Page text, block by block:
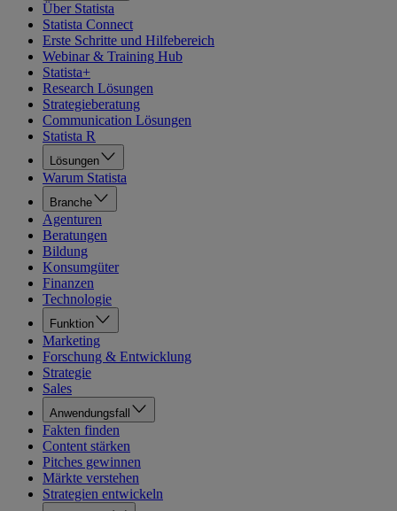
Über Statista
Statista Connect
Erste Schritte und Hilfebereich
Webinar & Training Hub
Statista+
Research Lösungen
Strategieberatung
Communication Lösungen
Statista R
Lösungen
Warum Statista
Branche
Agenturen
Beratungen
Bildung
Konsumgüter
Finanzen
Technologie
Funktion
Marketing
Forschung & Entwicklung
Strategie
Sales
Anwendungsfall
Fakten finden
Content stärken
Pitches gewinnen
Märkte verstehen
Strategien entwickeln